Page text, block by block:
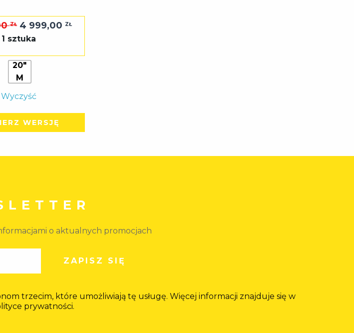
ZŁ Pierwotna
cena
8
299,00 zł.
4 999,00 ZŁAktualna
1 sztuka
20"
M
Wyczyść
WERSJĘ
o aktualnych promocjach
trzecim, które umożliwiają tę usługę. Więcej informacji znajduje się w
prywatności.